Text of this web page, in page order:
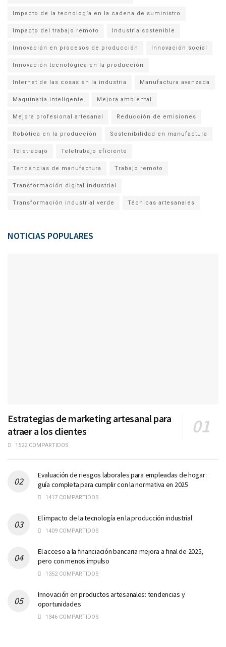
Impacto de la tecnología en la cadena de suministro
Impacto del trabajo remoto Industria sostenible
Innovación en procesos de producción Innovación social
Innovación tecnológica en la producción
Internet de las cosas en la industria Manufactura avanzada
Maquinaria inteligente Mejora ambiental
Mejora profesional artesanal Reducción de emisiones
Robótica en la producción Sostenibilidad en manufactura
Teletrabajo Teletrabajo eficiente
Tendencias de manufactura Trabajo remoto
Transformación digital industrial
Transformación industrial verde Técnicas artesanales
NOTICIAS POPULARES
Estrategias de marketing artesanal para
atraer a los clientes
1522 COMPARTIDOS
Evaluación de riesgos laborales para empleadas de hogar:
guía completa para cumplir con la normativa en 2025
1417 COMPARTIDOS
El impacto de la tecnología en la producción industrial
1409 COMPARTIDOS
El acceso a la financiación bancaria mejora a final de 2025,
pero con menos impulso
1352 COMPARTIDOS
Innovación en productos artesanales: tendencias y
oportunidades
1346 COMPARTIDOS